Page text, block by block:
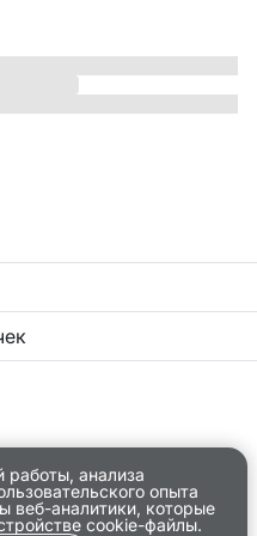
работы, анализа
опыта
веб-аналитики, которые
cookie-файлы.